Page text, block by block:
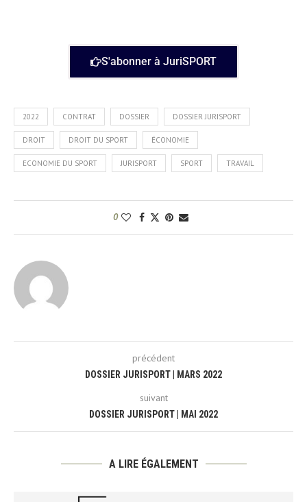
S'abonner à JuriSPORT
2022 CONTRAT DOSSIER DOSSIER JURISPORT
DROIT DROIT DU SPORT ÉCONOMIE
ECONOMIE DU SPORT JURISPORT SPORT TRAVAIL
0
précédent
DOSSIER JURISPORT | MARS 2022
suivant
DOSSIER JURISPORT | MAI 2022
A LIRE ÉGALEMENT